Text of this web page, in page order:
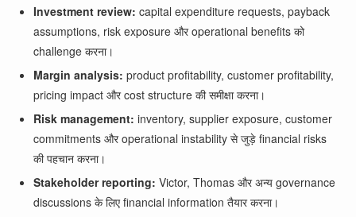
Investment review: capital expenditure requests, payback
assumptions, risk exposure और operational benefits को
challenge करना।
Margin analysis: product profitability, customer profitability,
pricing impact और cost structure की समीक्षा करना।
Risk management: inventory, supplier exposure, customer
commitments और operational instability से जुड़े financial risks
की पहचान करना।
Stakeholder reporting: Victor, Thomas और अन्य governance
discussions के लिए financial information तैयार करना।